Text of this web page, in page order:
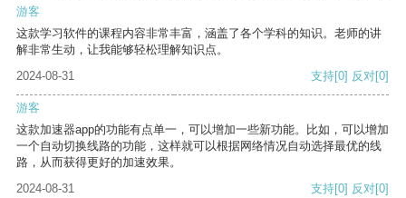
游客
这款学习软件的课程内容非常丰富，涵盖了各个学科的知识。老师的讲
解非常生动，让我能够轻松理解知识点。
2024-08-31
支持[0] 反对[0]
游客
这款加速器app的功能有点单一，可以增加一些新功能。比如，可以增加
一个自动切换线路的功能，这样就可以根据网络情况自动选择最优的线
路，从而获得更好的加速效果。
2024-08-31
支持[0] 反对[0]